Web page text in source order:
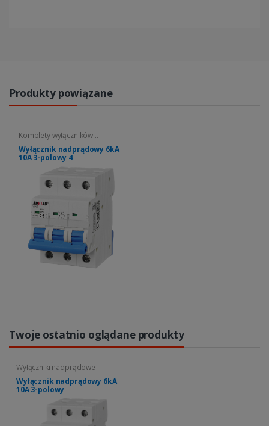
Produkty powiązane
Komplety wyłączników
nadprądowych
Wyłącznik nadprądowy 6kA
10A 3-polowy 4
Twoje ostatnio oglądane produkty
Wyłączniki nadprądowe
Wyłącznik nadprądowy 6kA
10A 3-polowy